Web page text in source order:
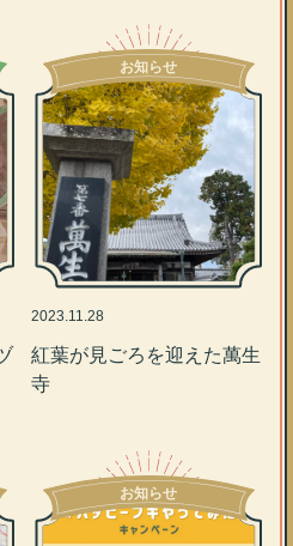
お知らせ
2023.11.28
紅葉が見ごろを迎えた萬生
寺
お知らせ